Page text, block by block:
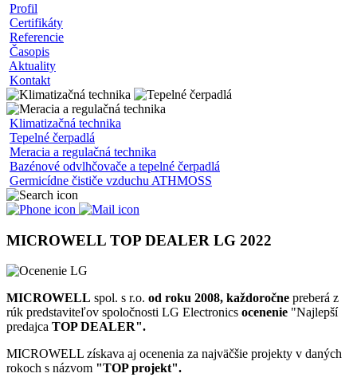
Profil
Certifikáty
Referencie
Časopis
Aktuality
Kontakt
Klimatizačná technika
Tepelné čerpadlá
Meracia a regulačná technika
Bazénové odvlhčovače a tepelné čerpadlá
Germicídne čističe vzduchu ATHMOSS
MICROWELL TOP DEALER LG 2022
MICROWELL spol. s r.o. od roku 2008, každoročne preberá z
rúk predstaviteľov spoločnosti LG Electronics ocenenie "Najlepší
predajca TOP DEALER".
MICROWELL získava aj ocenenia za najväčšie projekty v daných
rokoch s názvom "TOP projekt".